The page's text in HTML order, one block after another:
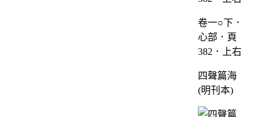
卷一○下．
心部．頁
382．上右
四聲篇海
(明刊本)